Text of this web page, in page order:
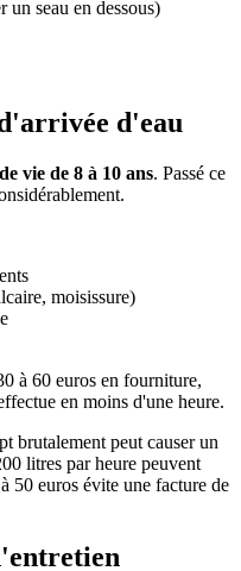
un seau en dessous)
d'eau
vie de 8 à 10 ans. Passé ce
moisissure)
à 60 euros en fourniture,
en moins d'une heure.
brutalement peut causer un
litres par heure peuvent
50 euros évite une facture de